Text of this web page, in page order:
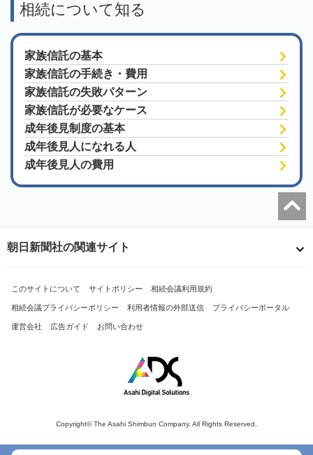
相続について知る
家族信託の基本
家族信託の手続き・費用
家族信託の失敗パターン
家族信託が必要なケース
成年後見制度の基本
成年後見人になれる人
成年後見人の費用
朝日新聞社の関連サイト
このサイトについて サイトポリシー 相続会議利用規約
相続会議プライバシーポリシー 利用者情報の外部送信 プライバシーポータル
運営会社 広告ガイド お問い合わせ
Copyright© The Asahi Shimbun Company. All Rights Reserved.